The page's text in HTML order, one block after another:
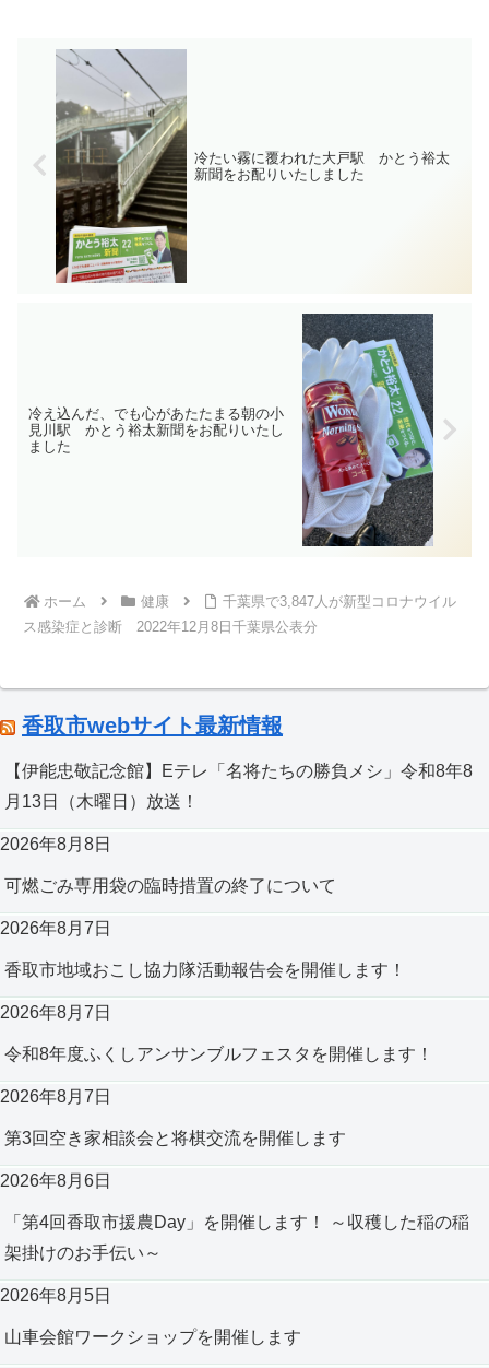
冷たい霧に覆われた大戸駅 かとう裕太
新聞をお配りいたしました
冷え込んだ、でも心があたたまる朝の小
見川駅 かとう裕太新聞をお配りいたし
ました
ホーム 健康
千葉県で3,847人が新型コロナウイル
ス感染症と診断 2022年12月8日千葉県公表分
香取市webサイト最新情報
【伊能忠敬記念館】Eテレ「名将たちの勝負メシ」令和8年8
月13日（木曜日）放送！
2026年8月8日
可燃ごみ専用袋の臨時措置の終了について
2026年8月7日
香取市地域おこし協力隊活動報告会を開催します！
2026年8月7日
令和8年度ふくしアンサンブルフェスタを開催します！
2026年8月7日
第3回空き家相談会と将棋交流を開催します
2026年8月6日
「第4回香取市援農Day」を開催します！ ～収穫した稲の稲
架掛けのお手伝い～
2026年8月5日
山車会館ワークショップを開催します